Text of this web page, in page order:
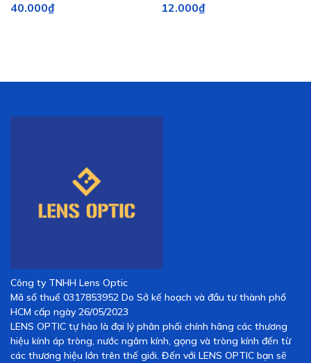
40.000₫ 12.000₫
Công ty TNHH Lens Optic
Mã số thuế 0317853952 Do Sở kế hoạch và đầu tư thành phố
HCM cấp ngày 26/05/2023
LENS OPTIC tự hào là đại lý phân phối chính hãng các thương
hiệu kính áp tròng, nước ngâm kính, gọng và tròng kính đến từ
các thương hiệu lớn trên thế giới. Đến với LENS OPTIC bạn sẽ